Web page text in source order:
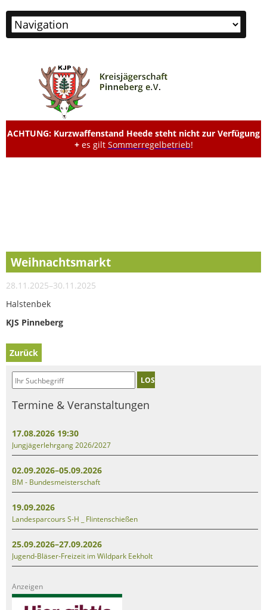
Zielseite
ACHTUNG: Kurzwaffenstand Heede steht nicht zur Verfügung
+ es gilt Sommerregelbetrieb!
Weihnachtsmarkt
28.11.2025–30.11.2025
Halstenbek
KJS Pinneberg
Zurück
LOS
Termine & Veranstaltungen
17.08.2026 19:30
Jungjägerlehrgang 2026/2027
02.09.2026–05.09.2026
BM - Bundesmeisterschaft
19.09.2026
Landesparcours S-H _ Flintenschießen
25.09.2026–27.09.2026
Jugend-Bläser-Freizeit im Wildpark Eekholt
Anzeigen